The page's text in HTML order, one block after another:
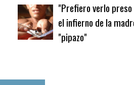
"Prefiero verlo
el infierno de la
"pipazo"